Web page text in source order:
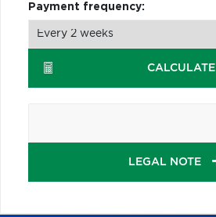
Payment frequency:
CALCULATE
LEGAL NOTE